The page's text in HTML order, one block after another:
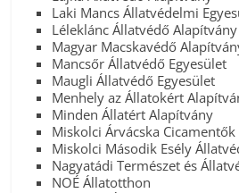
Laki Mancs Állatvédelmi
Léleklánc Állatvédő Alapítvány
Magyar Macskavédő
Mancsőr Állatvédő Egyesület
Maugli Állatvédő Egyesület
Menhely az Állatokért
Minden Állatért Alapítvány
Miskolci Árvácska Cicamentők
Miskolci Második Esély
Nagyatádi Természet és
NOÉ Állatotthon